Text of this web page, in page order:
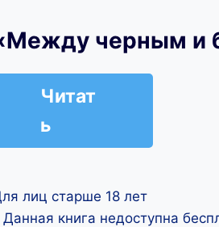
черным и
Читат
ь
лиц старше 18 лет
книга недоступна